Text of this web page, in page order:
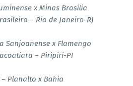
x Minas Brasília
– Rio de Janeiro-RJ
Sanjoanense x Flamengo
– Piripiri-PI
– Planalto x Bahia